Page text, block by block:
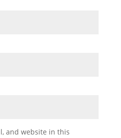
and website in this